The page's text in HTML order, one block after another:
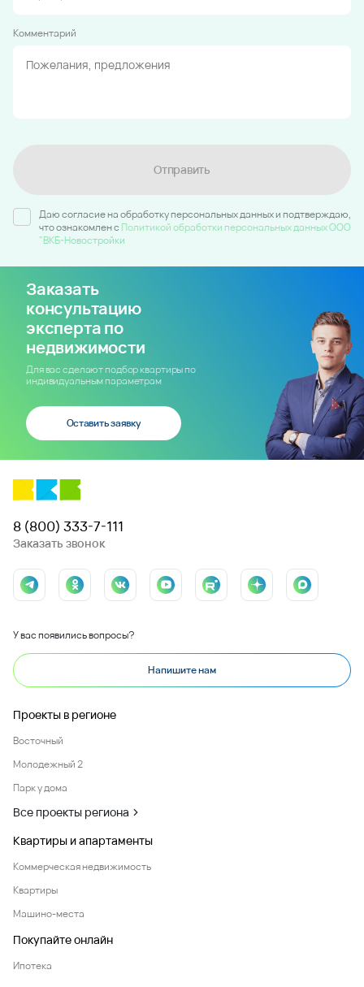
Комментарий
Отправить
Даю согласие на обработку персональных данных и подтверждаю,
что ознакомлен c Политикой обработки персональных данных ООО
"ВКБ-Новостройки
Заказать
консультацию
эксперта по
недвижимости
Для вас сделают подбор квартиры по
индивидуальным параметрам
Оставить заявку
8 (800) 333-7-111
Заказать звонок
У вас появились вопросы?
Напишите нам
Проекты в регионе
Восточный
Молодежный 2
Парк у дома
Все проекты региона
Квартиры и апартаменты
Коммерческая недвижимость
Квартиры
Машино-места
Покупайте онлайн
Ипотека